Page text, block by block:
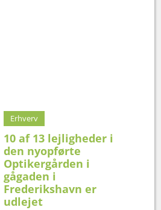
Erhverv
10 af 13 lejligheder i
den nyopførte
Optikergården i
gågaden i
Frederikshavn er
udlejet